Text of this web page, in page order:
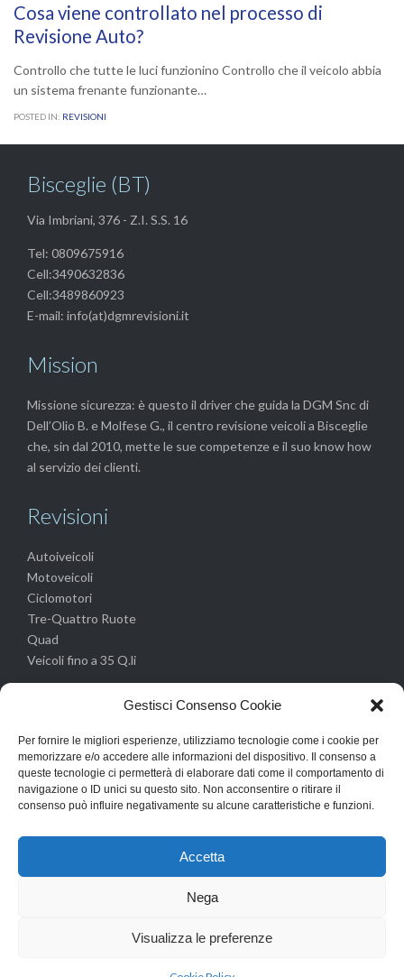
Gestisci Consenso Cookie
Per fornire le migliori esperienze, utilizziamo tecnologie come i cookie per
memorizzare e/o accedere alle informazioni del dispositivo. Il consenso a
queste tecnologie ci permetterà di elaborare dati come il comportamento di
navigazione o ID unici su questo sito. Non acconsentire o ritirare il
consenso può influire negativamente su alcune caratteristiche e funzioni.
Accetta
Nega
Visualizza le preferenze
Cosa viene controllato nel processo di
Revisione Auto?
Controllo che tutte le luci funzionino Controllo che il veicolo abbia
un sistema frenante funzionante…
POSTED IN: REVISIONI
Bisceglie (BT)
Via Imbriani, 376 - Z.I. S.S. 16
Tel: 0809675916
Cell:3490632836
Cell:3489860923
E-mail: info(at)dgmrevisioni.it
Mission
Missione sicurezza: è questo il driver che guida la DGM Snc di
Dell’Olio B. e Molfese G., il centro revisione veicoli a Bisceglie
che, sin dal 2010, mette le sue competenze e il suo know how
al servizio dei clienti.
Revisioni
Autoiveicoli
Motoveicoli
Ciclomotori
Tre-Quattro Ruote
Quad
Veicoli fino a 35 Q.li
Altri servizi
Pre-Revisione
Riparazione Cristalli
Ricarica Aria Condizionata
Manutenzione ordinaria
© 2023 DGM Revisioni
  